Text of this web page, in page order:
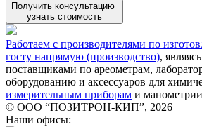
Получить консультацию
узнать стоимость
Работаем с производителями по
госту напрямую (производство),
поставщиками по ареометрам,
оборудованию и аксессуаров для
измерительным приборам и
© ООО “ПОЗИТРОН-КИП”, 2026
Наши офисы: